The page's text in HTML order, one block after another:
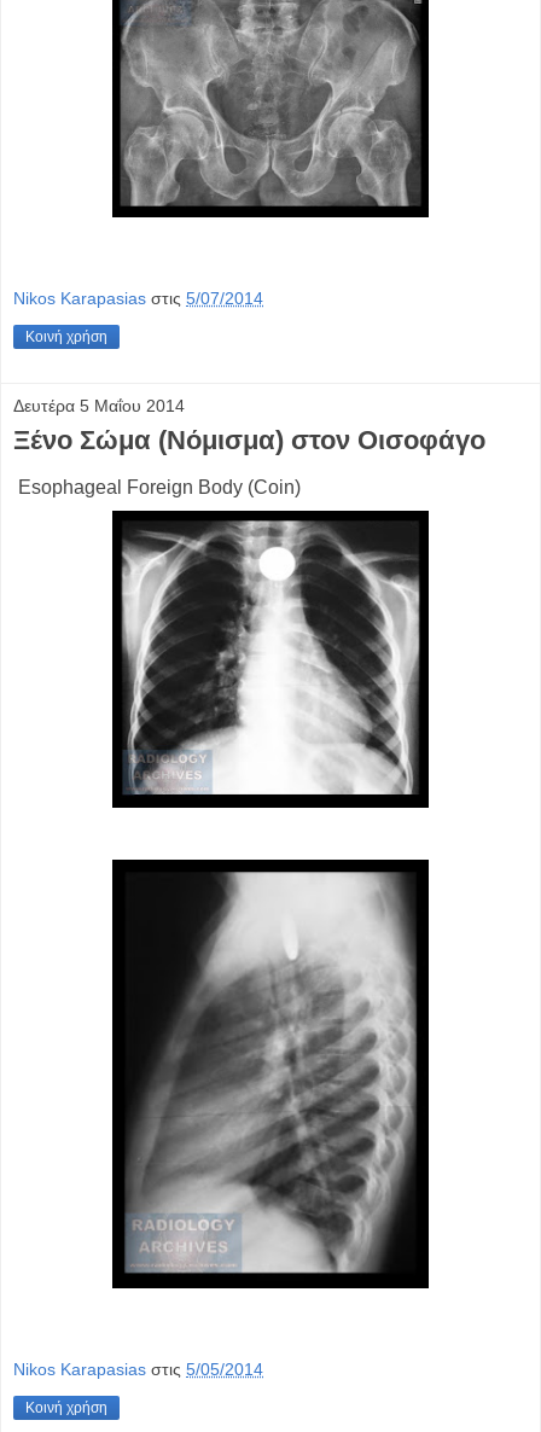
Nikos Karapasias στις 5/07/2014
Κοινή χρήση
Δευτέρα 5 Μαΐου 2014
Ξένο Σώμα (Νόμισμα) στον Οισοφάγο
Esophageal Foreign Body (Coin)
Nikos Karapasias στις 5/05/2014
Κοινή χρήση